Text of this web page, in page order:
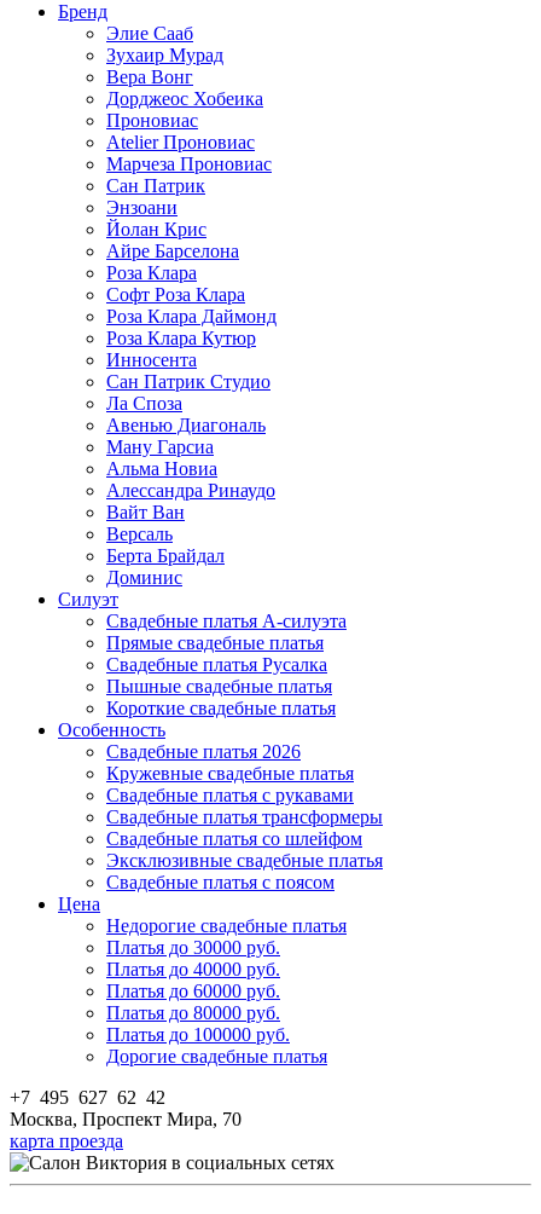
Бренд
Элие Сааб
Зухаир Мурад
Вера Вонг
Дорджеос Хобеика
Проновиас
Atelier Проновиас
Марчеза Проновиас
Сан Патрик
Энзоани
Йолан Крис
Айре Барселона
Роза Клара
Софт Роза Клара
Роза Клара Даймонд
Роза Клара Кутюр
Инносента
Сан Патрик Студио
Ла Споза
Авенью Диагональ
Ману Гарсиа
Альма Новиа
Алессандра Ринаудо
Вайт Ван
Версаль
Берта Брайдал
Доминис
Силуэт
Свадебные платья А-силуэта
Прямые свадебные платья
Свадебные платья Русалка
Пышные свадебные платья
Короткие свадебные платья
Особенность
Свадебные платья 2026
Кружевные свадебные платья
Свадебные платья с рукавами
Свадебные платья трансформеры
Свадебные платья со шлейфом
Эксклюзивные свадебные платья
Свадебные платья с поясом
Цена
Недорогие свадебные платья
Платья до 30000 руб.
Платья до 40000 руб.
Платья до 60000 руб.
Платья до 80000 руб.
Платья до 100000 руб.
Дорогие свадебные платья
+7 495 627 62 42
Москва, Проспект Мира, 70
карта проезда